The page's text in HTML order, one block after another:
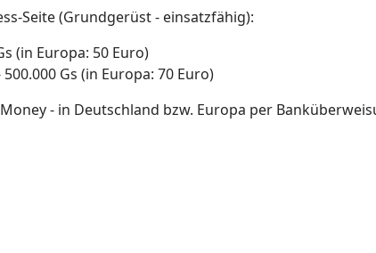
Seite (Grundgerüst - einsatzfähig):
(in Europa: 50 Euro)
Gs (in Europa: 70 Euro)
- in Deutschland bzw. Europa per